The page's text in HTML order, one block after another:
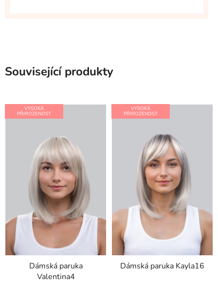
Související produkty
VYSOKÁ
PŘIROZENOST
Dámská paruka
Valentina4
VYSOKÁ
PŘIROZENOST
Dámská paruka Kayla16